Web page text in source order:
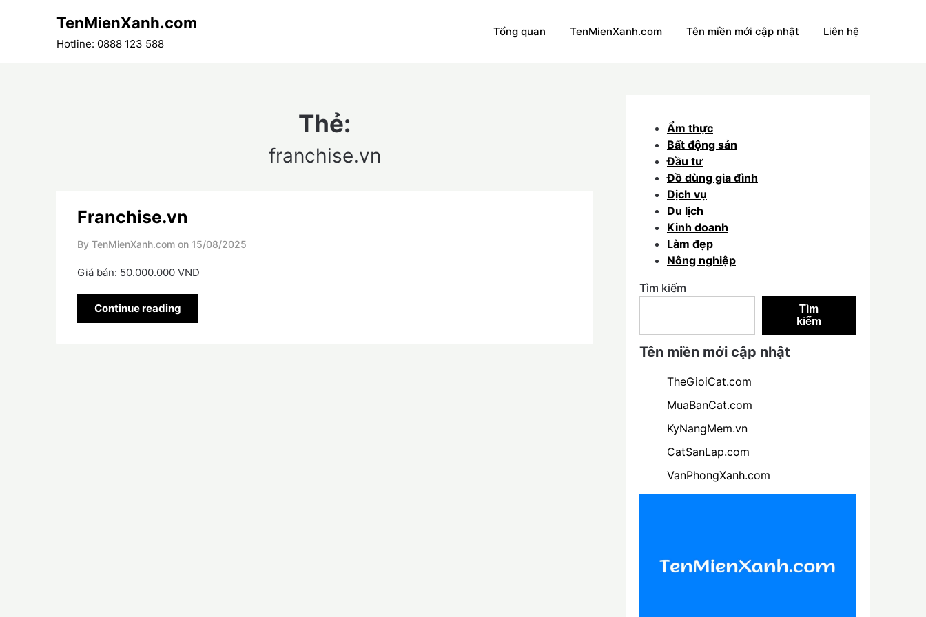
TenMienXanh.com
Hotline: 0888 123 588
Tổng quan TenMienXanh.com Tên miền mới cập nhật Liên hệ
Thẻ:
franchise.vn
Franchise.vn
By TenMienXanh.com on 15/08/2025
Giá bán: 50.000.000 VND
Continue reading
Ẩm thực
Bất động sản
Đầu tư
Đồ dùng gia đình
Dịch vụ
Du lịch
Kinh doanh
Làm đẹp
Nông nghiệp
Tìm kiếm
Tìm
kiếm
Tên miền mới cập nhật
TheGioiCat.com
MuaBanCat.com
KyNangMem.vn
CatSanLap.com
VanPhongXanh.com